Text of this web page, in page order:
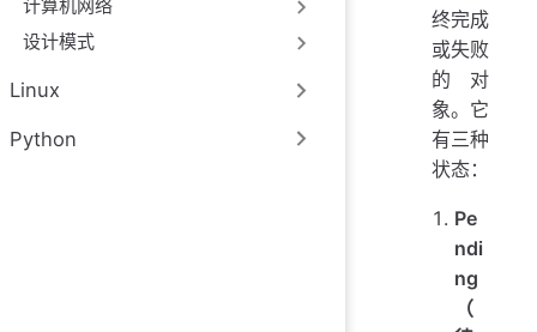
计算机网络
设计模式
Linux
Python
终完成
或失败
的对
象。它
有三种
状态：
Pe
ndi
ng
（